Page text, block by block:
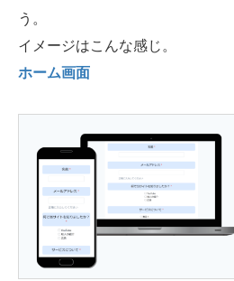
う。
イメージはこんな感じ。
ホーム画面